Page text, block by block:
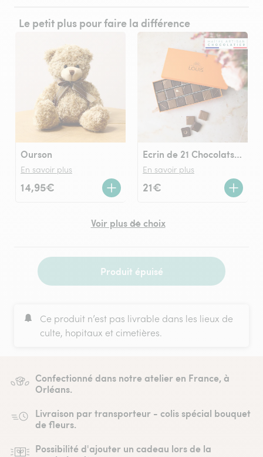
Le petit plus pour faire la différence
Ourson
En savoir plus
14,95€
Ecrin de 21 Chocolats LOUIS noir et lait
En savoir plus
21€
Voir plus de choix
Produit épuisé
Ce produit n’est pas livrable dans les lieux de
culte, hopitaux et cimetières.
Confectionné dans notre atelier en France, à
Orléans.
Livraison par transporteur - colis spécial bouquet
de fleurs.
Possibilité d'ajouter un cadeau lors de la